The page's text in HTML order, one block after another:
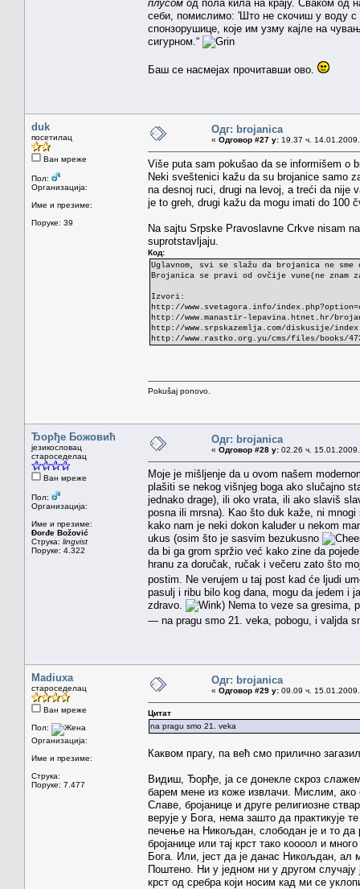
плусом од пола кила на крају. Сваком од
себи, помислимо: 'Што не скочиш у воду
спонзорушице, које им узму кајле на
сигурном.“
Баш се насмејах прочитавши ово.
duk
посетилац
Ван мреже
Пол:
Организација:
Име и презиме:
Поруке: 39
Одг: brojanica
« Одговор #27 у: 19.37 ч.
Više puta sam pokušao da se informišem o
Neki sveštenici kažu da su brojanice samo
na desnoj ruci, drugi na levoj, a treći da nije
je to greh, drugi kažu da mogu imati do 100
Na sajtu Srpske Pravoslavne Crkve nisam
suprotstavljaju.
Код:
Uglavnom, svi se slažu da brojanica ne
Brojanica se pravi od ovčije vune(ne
Izvori:
http://www.svetagora.info/
http://www.manastir-lepavina.htnet.hr/
http://www.srpskazemlja.com/diskusije/
http://www.rastko.org.yu/cms/files/books/
Pokušaj ponovo.
Ђорђе Божовић
језикословац
староседелац
Ван мреже
Пол:
Организација:
Име и презиме:
Đorđe Božović
Струка: lingvist
Поруке: 4.322
Одг: brojanica
« Одговор #28 у: 02.26 ч.
Moje je mišljenje da u ovom našem
plašiti se nekog višnjeg boga ako slučajno
jednako drage), ili oko vrata, ili ako slaviš
posna ili mrsna). Kao što duk kaže, ni
kako nam je neki dokon kaluđer u nekom
ukus (osim što je sasvim bezukusno
da bi ga grom spržio već kako zine da
hranu za doručak, ručak i večeru zato što
postim. Ne verujem u taj post kad će ljudi
pasulj i ribu bilo kog dana, mogu da jedem i
zdravo.
) Nema to veze sa gresima,
— na pragu smo 21. veka, pobogu, i valjda
Madiuxa
староседелац
Ван мреже
Пол:
Организација:
Име и презиме:
Струка:
Поруке: 7.477
Одг: brojanica
« Одговор #29 у: 09.09 ч.
Цитат
na pragu smo 21. veka
Каквом прагу, па већ смо прилично
Видиш, Ђорђе, ја се донекле скроз
барем мене из коже извлачи. Мислим, ако
Славе, бројанице и друге религиозне
верује у Бога, нема зашто да практикује
печење на Никољдан, слободан је и то да
бројанице или тај крст тако коооол и
Бога. Или, јест да је данас Никољдан, ал
Поштено. Ни у једном ни у другом
крст од сребра који носим кад ми се